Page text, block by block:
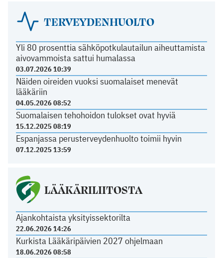
TERVEYDENHUOLTO
Yli 80 prosenttia sähköpotkulautailun aiheuttamista
aivovammoista sattui humalassa
03.07.2026 10:39
Näiden oireiden vuoksi suomalaiset menevät
lääkäriin
04.05.2026 08:52
Suomalaisen tehohoidon tulokset ovat hyviä
15.12.2025 08:19
Espanjassa perusterveydenhuolto toimii hyvin
07.12.2025 13:59
LÄÄKÄRILIITOSTA
Ajankohtaista yksityissektorilta
22.06.2026 14:26
Kurkista Lääkäripäivien 2027 ohjelmaan
18.06.2026 08:58